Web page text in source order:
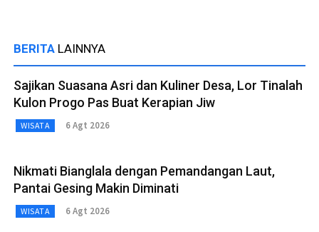
BERITA LAINNYA
Sajikan Suasana Asri dan Kuliner Desa, Lor Tinalah
Kulon Progo Pas Buat Kerapian Jiw
WISATA 6 Agt 2026
Nikmati Bianglala dengan Pemandangan Laut,
Pantai Gesing Makin Diminati
WISATA 6 Agt 2026